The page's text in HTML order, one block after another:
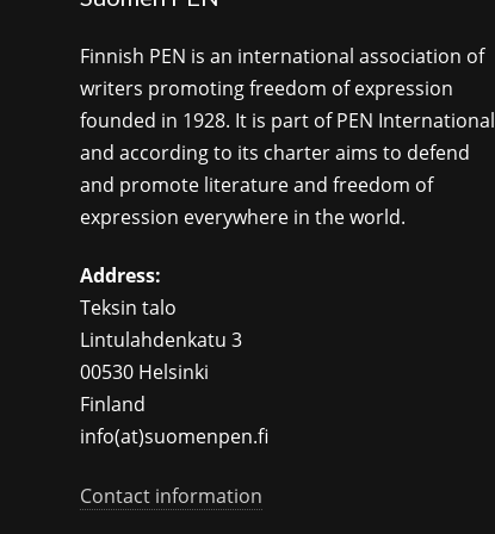
Finnish PEN is an international association of
writers promoting freedom of expression
founded in 1928. It is part of PEN International
and according to its charter aims to defend
and promote literature and freedom of
expression everywhere in the world.
Address:
Teksin talo
Lintulahdenkatu 3
00530 Helsinki
Finland
info(at)suomenpen.fi
Contact information